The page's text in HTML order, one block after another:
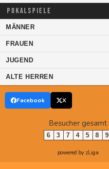
POKALSPIELE
MÄNNER
FRAUEN
JUGEND
ALTE HERREN
Facebook X
Besucher gesamt
6 3 7 4 5 8 9
powered by zLiga